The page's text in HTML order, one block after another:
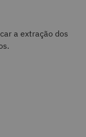
a extração dos